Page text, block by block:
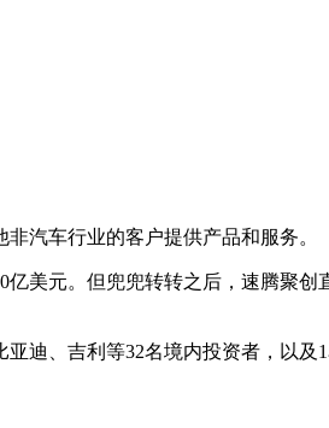
汽车行业的客户提供产品和服务。
美元。但兜兜转转之后，速腾聚创
迪、吉利等32名境内投资者，以及